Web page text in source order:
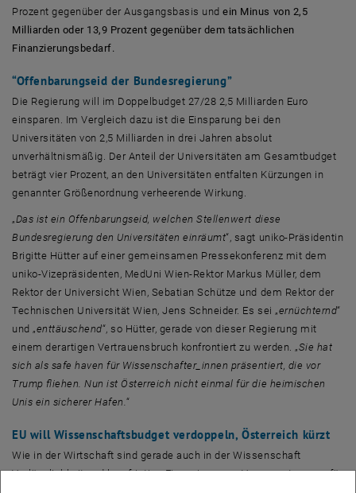
Prozent gegenüber der Ausgangsbasis undein Minus von 2,5
Milliarden oder 13,9 Prozent gegenüber dem tatsächlichen
Finanzierungsbedarf.
“Offenbarungseid der Bundesregierung”
Die Regierung will im Doppelbudget 27/28 2,5 Milliarden Euro
einsparen. Im Vergleich dazu ist die Einsparung bei den
Universitäten von 2,5 Milliarden in drei Jahren absolut
unverhältnismäßig. Der Anteil der Universitäten am Gesamtbudget
beträgt vier Prozent, an den Universitäten entfalten Kürzungen in
genannter Größenordnung verheerende Wirkung.
„Das ist ein Offenbarungseid, welchen Stellenwert diese
Bundesregierung den Universitäten einräumt“, sagt uniko-Präsidentin
Brigitte Hütter auf einer gemeinsamen Pressekonferenz mit dem
uniko-Vizepräsidenten, MedUni Wien-Rektor Markus Müller, dem
Rektor der Universicht Wien, Sebatian Schütze und dem Rektor der
Technischen Universität Wien, Jens Schneider. Es sei „ernüchternd“
und „enttäuschend“, so Hütter, gerade von dieser Regierung mit
einem derartigen Vertrauensbruch konfrontiert zu werden. „Sie hat
sich als safe haven für Wissenschafter_innen präsentiert, die vor
Trump fliehen. Nun ist Österreich nicht einmal für die heimischen
Unis ein sicherer Hafen.“
EU will Wissenschaftsbudget verdoppeln, Österreich kürzt
Wie in der Wirtschaft sind gerade auch in der Wissenschaft
Verlässlichkeit und langfristige Finanzierungen Voraussetzungen für